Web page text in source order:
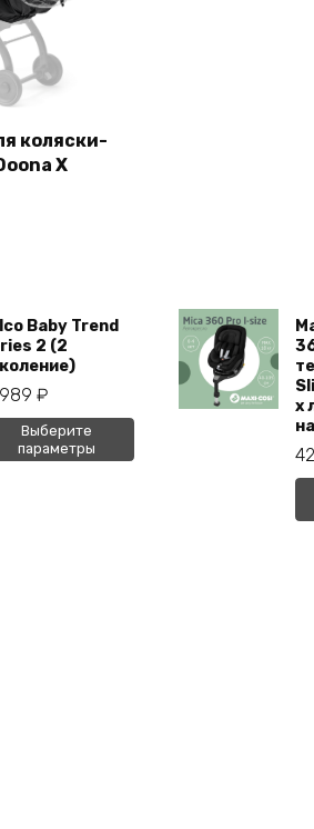
клик
коляски-
X
Baby Trend
2 (2
₽
Выберите
параметры
Этот
товар
х